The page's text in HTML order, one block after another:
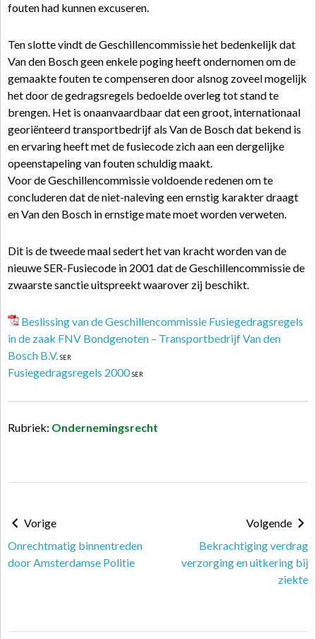
fouten had kunnen excuseren.
Ten slotte vindt de Geschillencommissie het bedenkelijk dat
Van den Bosch geen enkele poging heeft ondernomen om de
gemaakte fouten te compenseren door alsnog zoveel mogelijk
het door de gedragsregels bedoelde overleg tot stand te
brengen. Het is onaanvaardbaar dat een groot, internationaal
georiënteerd transportbedrijf als Van de Bosch dat bekend is
en ervaring heeft met de fusiecode zich aan een dergelijke
opeenstapeling van fouten schuldig maakt.
Voor de Geschillencommissie voldoende redenen om te
concluderen dat de niet-naleving een ernstig karakter draagt
en Van den Bosch in ernstige mate moet worden verweten.
Dit is de tweede maal sedert het van kracht worden van de
nieuwe SER-Fusiecode in 2001 dat de Geschillencommissie de
zwaarste sanctie uitspreekt waarover zij beschikt.
Beslissing van de Geschillencommissie Fusiegedragsregels
in de zaak FNV Bondgenoten – Transportbedrijf Van den
Bosch B.V. SER
Fusiegedragsregels 2000 SER
Rubriek: Ondernemingsrecht
Vorige
Onrechtmatig binnentreden
door Amsterdamse Politie
Volgende
Bekrachtiging verdrag
verzorging en uitkering bij
ziekte